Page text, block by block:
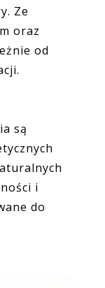
Ze
oraz
od
są
i
do